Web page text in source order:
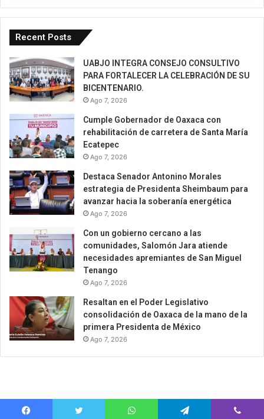
Recent Posts
UABJO INTEGRA CONSEJO CONSULTIVO
PARA FORTALECER LA CELEBRACIÓN DE SU
BICENTENARIO.
Ago 7, 2026
Cumple Gobernador de Oaxaca con
rehabilitación de carretera de Santa María
Ecatepec
Ago 7, 2026
Destaca Senador Antonino Morales
estrategia de Presidenta Sheimbaum para
avanzar hacia la soberanía energética
Ago 7, 2026
Con un gobierno cercano a las
comunidades, Salomón Jara atiende
necesidades apremiantes de San Miguel
Tenango
Ago 7, 2026
Resaltan en el Poder Legislativo
consolidación de Oaxaca de la mano de la
primera Presidenta de México
Ago 7, 2026